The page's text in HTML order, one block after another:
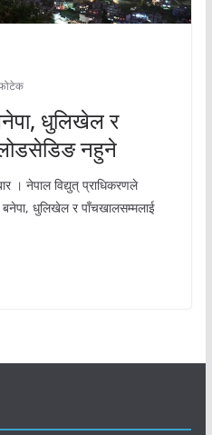
धुलिखेल र
नहुने
। नेपाल विद्युत् प्राधिकरणले
धुलिखेल र पाँचखालसम्मलाई